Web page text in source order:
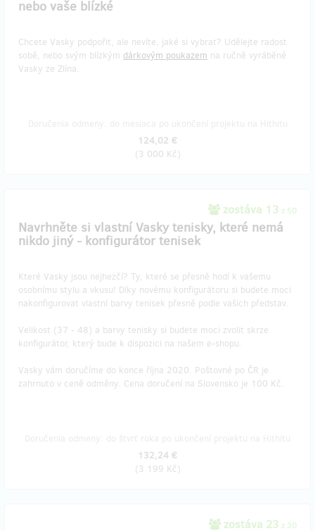
nebo vaše blízké
Chcete Vasky podpořit, ale nevíte, jaké si vybrat? Udělejte radost
sobě, nebo svým blízkým dárkovým poukazem na ručně vyráběné
Vasky ze Zlína.
124,02 €
(3 000 Kč)
zostáva 13 z 50
Navrhněte si vlastní Vasky tenisky, které nemá
nikdo jiný - konfigurátor tenisek
Které Vasky jsou nejhezčí? Ty, které se přesně hodí k vašemu
osobnímu stylu a vkusu! Díky novému konfigurátoru si budete moci
nakonfigurovat vlastní barvy tenisek přesně podle vašich představ.
Velikost (37 - 48) a barvy tenisky si budete moci zvolit skrze
konfigurátor, který bude k dispozici na našem e-shopu.
Vasky vám doručíme do konce října 2020. Poštovné po ČR je
zahrnuto v ceně odměny. Cena doručení na Slovensko je 100 Kč.
132,24 €
(3 199 Kč)
zostáva 23 z 30